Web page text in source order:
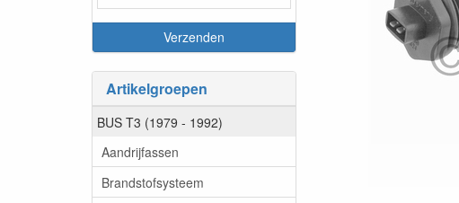
Artikelgroepen
BUS T3 (1979 - 1992)
Aandrijfassen
Brandstofsysteem